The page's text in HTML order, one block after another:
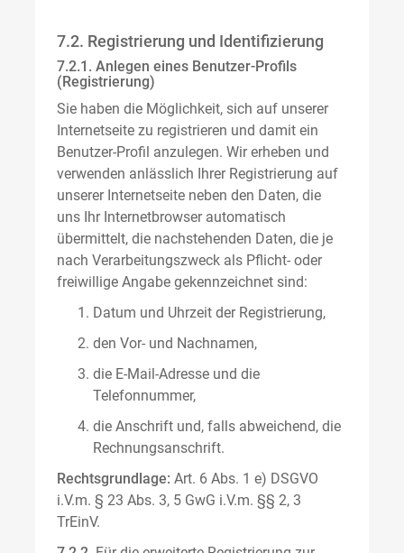
7.2. Registrierung und Identifizierung
7.2.1. Anlegen eines Benutzer-Profils
(Registrierung)
Sie haben die Möglichkeit, sich auf unserer
Internetseite zu registrieren und damit ein
Benutzer-Profil anzulegen. Wir erheben und
verwenden anlässlich Ihrer Registrierung auf
unserer Internetseite neben den Daten, die
uns Ihr Internetbrowser automatisch
übermittelt, die nachstehenden Daten, die je
nach Verarbeitungszweck als Pflicht- oder
freiwillige Angabe gekennzeichnet sind:
Datum und Uhrzeit der Registrierung,
den Vor- und Nachnamen,
die E-Mail-Adresse und die
Telefonnummer,
die Anschrift und, falls abweichend, die
Rechnungsanschrift.
Rechtsgrundlage: Art. 6 Abs. 1 e) DSGVO
i.V.m. § 23 Abs. 3, 5 GwG i.V.m. §§ 2, 3
TrEinV.